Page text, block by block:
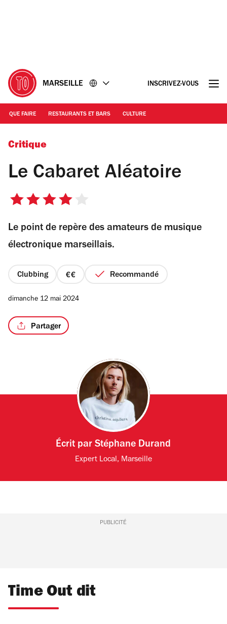
MARSEILLE INSCRIVEZ-VOUS
QUE FAIRE RESTAURANTS ET BARS CULTURE
© Isis MECHERAF / Cabaret Aléatoire
Critique
Le Cabaret Aléatoire
4
5
Le point de repère des amateurs de musique
électronique marseillais.
Clubbing
prix
Recommandé
dimanche 12 mai 2024
Partager
Écrit parStéphane Durand
Expert Local, Marseille
PUBLICITÉ
Time Out dit